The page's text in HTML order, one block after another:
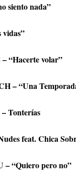
siento nada”
“Hacerte volar”
– “Una
Tonterías
feat. Chica
“Quiero pero no”